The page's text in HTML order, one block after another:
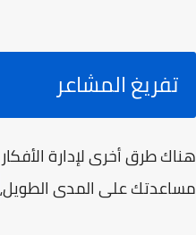
تفريغ المشاعر
هناك طرق أخرى لإدارة
مساعدتك على المدى الطويل،